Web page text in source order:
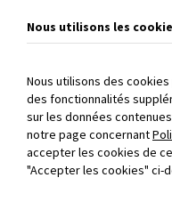
PAIEMENT SÉCURISÉ:
bancaire et 3D
Nous utilisons les
Nous utilisons des
des fonctionnalités
sur les données
notre page concernant
accepter les cookies de
"Accepter les cookies" ci-